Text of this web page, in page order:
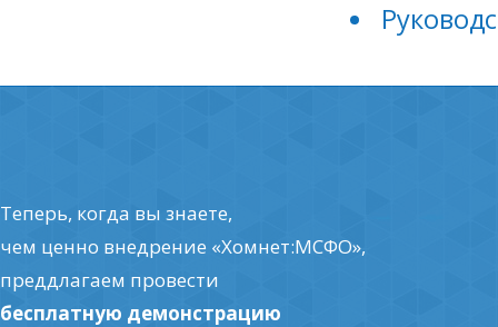
Теперь, когда вы знаете,
чем ценно внедрение «Хомнет:МСФО»,
преддлагаем провести
бесплатную демонстрацию